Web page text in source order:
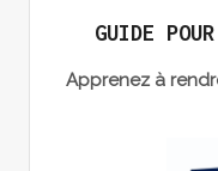
GUIDE
Apprenez à